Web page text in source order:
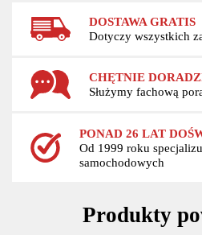
DOSTAWA GRATIS
Dotyczy wszystkich
CHĘTNIE
Służymy fachową
PONAD 26 LAT
Od 1999 roku
samochodowych
Produkty